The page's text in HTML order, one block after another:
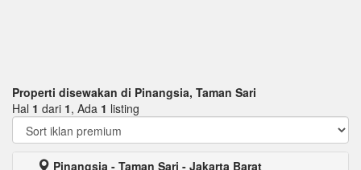
Properti disewakan di Pinangsia, Taman Sari
Hal 1 dari 1, Ada 1 listing
Pinangsia - Taman Sari - Jakarta Barat